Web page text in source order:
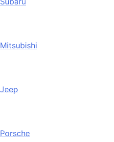
Mitsubishi
Jeep
Porsche